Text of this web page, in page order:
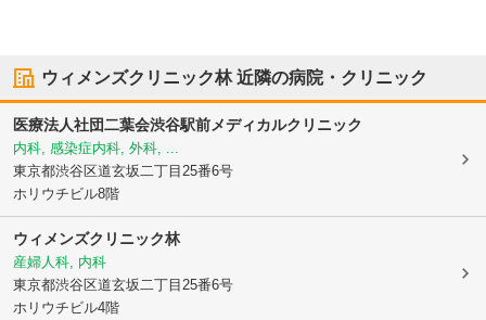
ウィメンズクリニック林近隣の病院・クリニック
医療法人社団二葉会渋谷駅前メディカルクリニック
内科, 感染症内科, 外科, ...
東京都渋谷区道玄坂二丁目25番6号
ホリウチビル8階
ウィメンズクリニック林
産婦人科, 内科
東京都渋谷区道玄坂二丁目25番6号
ホリウチビル4階